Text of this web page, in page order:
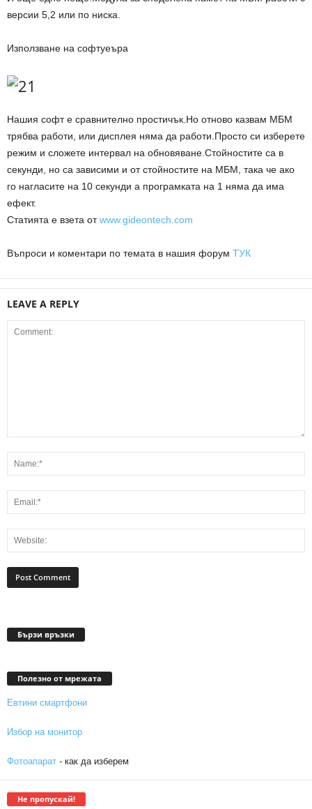
версии 5,2 или по ниска.
Използване на софтуеъра
Нашия софт е сравнително простичък.Но отново казвам МБМ
трябва работи, или дисплея няма да работи.Просто си изберете
режим и сложете интервал на обновяване.Стойностите са в
секунди, но са зависими и от стойностите на МБМ, така че ако
го нагласите на 10 секунди а програмката на 1 няма да има
ефект.
Статията е взета отwww.gideontech.com
Въпроси и коментари по темата в нашия форум ТУК
LEAVE A REPLY
Бързи връзки
Полезно от мрежата
Евтини смартфони
Избор на монитор
Фотоапарат - как да изберем
Не пропускай!